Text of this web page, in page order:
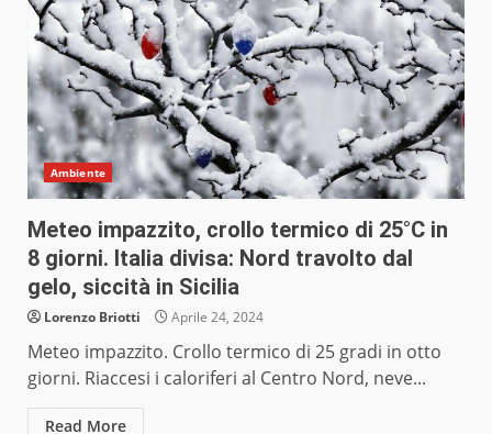
Ambiente
Meteo impazzito, crollo termico di 25°C in
8 giorni. Italia divisa: Nord travolto dal
gelo, siccità in Sicilia
Lorenzo Briotti Aprile 24, 2024
Meteo impazzito. Crollo termico di 25 gradi in otto
giorni. Riaccesi i caloriferi al Centro Nord, neve...
Read More